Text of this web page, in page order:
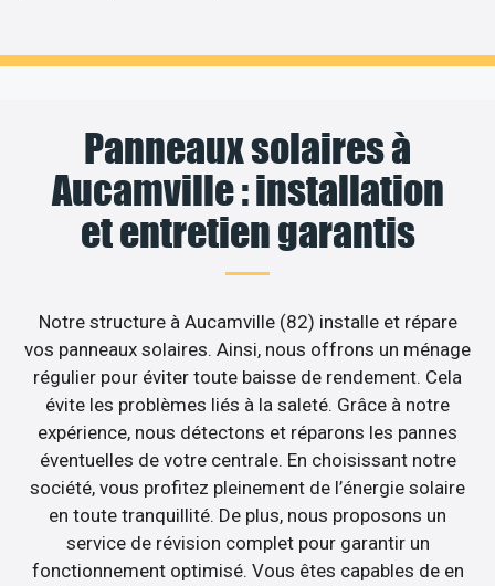
Panneaux solaires à
Aucamville : installation
et entretien garantis
Notre structure à Aucamville (82) installe et répare
vos panneaux solaires. Ainsi, nous offrons un ménage
régulier pour éviter toute baisse de rendement. Cela
évite les problèmes liés à la saleté. Grâce à notre
expérience, nous détectons et réparons les pannes
éventuelles de votre centrale. En choisissant notre
société, vous profitez pleinement de l’énergie solaire
en toute tranquillité. De plus, nous proposons un
service de révision complet pour garantir un
fonctionnement optimisé. Vous êtes capables de en